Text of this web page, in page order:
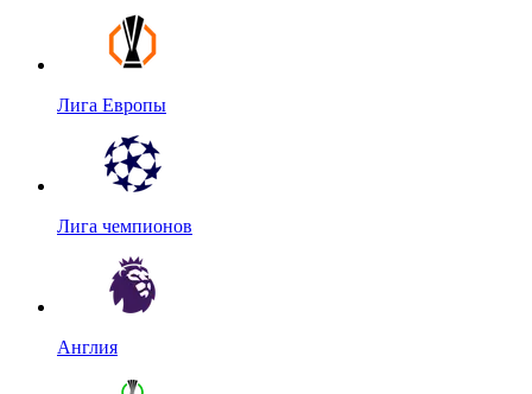
Лига Европы
Лига чемпионов
Англия